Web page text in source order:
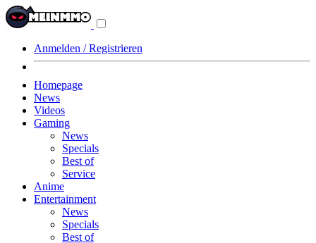
Anmelden / Registrieren
Homepage
News
Videos
Gaming
News
Specials
Best of
Service
Anime
Entertainment
News
Specials
Best of